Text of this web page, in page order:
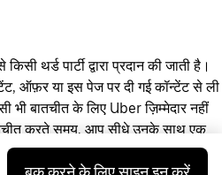
थर्ड पार्टी द्वारा प्रदान की जाती है।
ऑफ़र या इस पेज पर दी गई कॉन्टेंट से ली
भी बातचीत के लिए Uber ज़िम्मेदार नहीं
करते समय, आप सीधे उनके साथ एक
नहीं है। सवाल पूछने के लिए, कृपया